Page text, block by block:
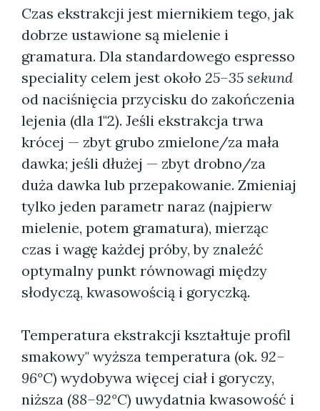
Czas ekstrakcji jest miernikiem tego, jak
dobrze ustawione są mielenie i
gramatura. Dla standardowego espresso
speciality celem jest około 25–35 sekund
od naciśnięcia przycisku do zakończenia
lejenia (dla 1"2). Jeśli ekstrakcja trwa
krócej — zbyt grubo zmielone/za mała
dawka; jeśli dłużej — zbyt drobno/za
duża dawka lub przepakowanie. Zmieniaj
tylko jeden parametr naraz (najpierw
mielenie, potem gramatura), mierząc
czas i wagę każdej próby, by znaleźć
optymalny punkt równowagi między
słodyczą, kwasowością i goryczką.
Temperatura ekstrakcji kształtuje profil
smakowy" wyższa temperatura (ok. 92–
96°C) wydobywa więcej ciał i goryczy,
niższa (88–92°C) uwydatnia kwasowość i